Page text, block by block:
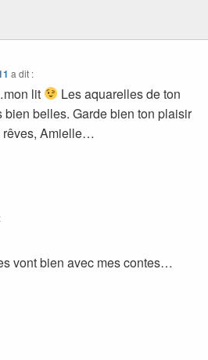
a dit :
lit
Les aquarelles de ton
belles. Garde bien ton plaisir
rêves, Amielle…
vont bien avec mes contes…